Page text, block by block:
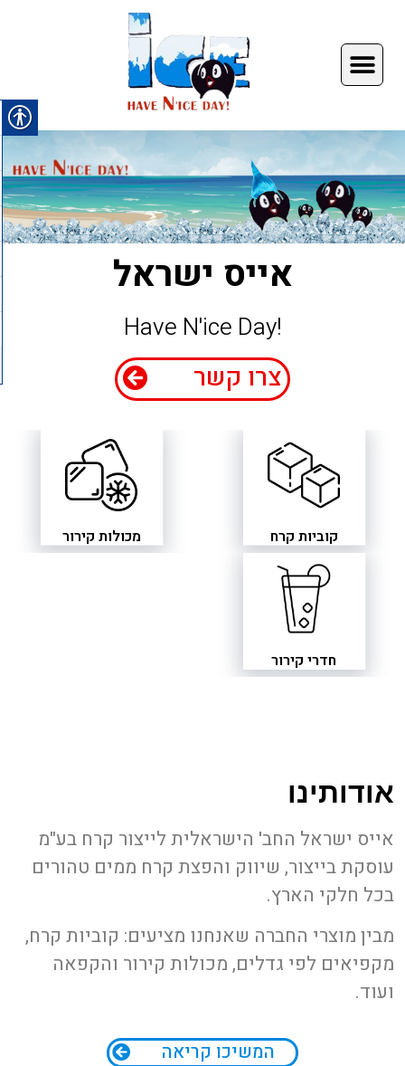
אייס ישראל
!Have N'ice Day
צרו קשר
קוביות קרח מכולות קירור
חדרי קירור
אודותינו
אייס ישראל החב' הישראלית לייצור קרח בע"מ
עוסקת בייצור, שיווק והפצת קרח ממים טהורים
בכל חלקי הארץ.
מבין מוצרי החברה שאנחנו מציעים: קוביות קרח,
מקפיאים לפי גדלים, מכולות קירור והקפאה
ועוד.
המשיכו קריאה